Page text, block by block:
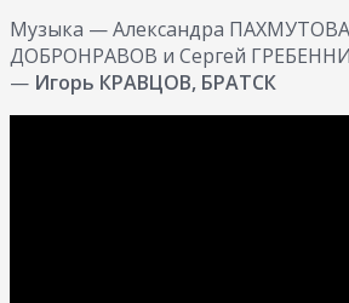
Музыка — Александра
ДОБРОНРАВОВ и Сергей
— Игорь КРАВЦОВ, БРАТСК